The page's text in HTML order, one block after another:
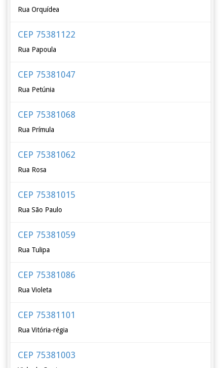
Rua Orquídea
CEP 75381122
Rua Papoula
CEP 75381047
Rua Petúnia
CEP 75381068
Rua Prímula
CEP 75381062
Rua Rosa
CEP 75381015
Rua São Paulo
CEP 75381059
Rua Tulipa
CEP 75381086
Rua Violeta
CEP 75381101
Rua Vitória-régia
CEP 75381003